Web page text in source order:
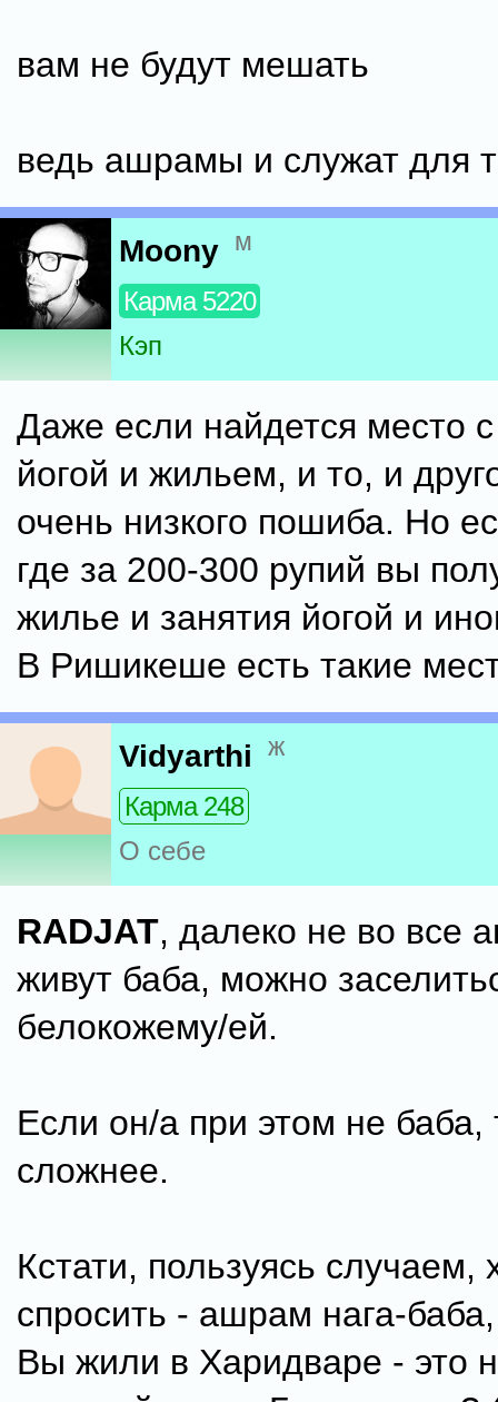
вам не будут мешать
ведь ашрамы и служат для
Moony м
Карма 5220
Кэп
Даже если найдется место
йогой и жильем, и то, и
очень низкого пошиба. Но
где за 200-300 рупий вы
жилье и занятия йогой и
В Ришикеше есть такие
Vidyarthi ж
Карма 248
О себе
RADJAT, далеко не во все
живут баба, можно
белокожему/ей.
Если он/а при этом не
сложнее.
Кстати, пользуясь случаем,
спросить - ашрам нага-
Вы жили в Харидваре - это